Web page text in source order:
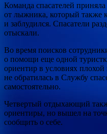
Команда спасателей
от лыжника, который также
и заблудился. Спасатели
отыскали.
Во время поисков
о помощи еще одной
ориентир в условиях
не обратилась в Службу
самостоятельно.
Четвертый отдыхающий
ориентиры, но вышел на
сообщить о себе.